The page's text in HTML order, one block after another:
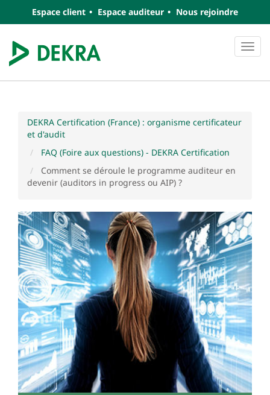
Espace client Espace auditeur Nous rejoindre
DEKRA Certification (France) : organisme certificateur
et d'audit
FAQ (Foire aux questions) - DEKRA Certification
Comment se déroule le programme auditeur en
devenir (auditors in progress ou AIP) ?